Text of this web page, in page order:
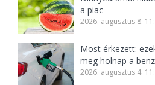
a piac
2026. augusztus 8.
Most érkezett:
meg holnap a
2026. augusztus 4.